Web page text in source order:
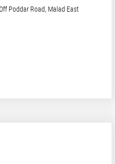
Poddar Road, Malad East